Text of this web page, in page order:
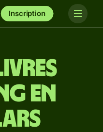
Inscription
en